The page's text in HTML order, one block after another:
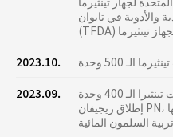
والأدوية في تايوان
2023.10.
2023.09.
إطلاق ريجيفان PN، وهو محفز للبشرة يستخدم لتحسينها